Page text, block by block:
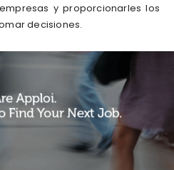
y proporcionarles los
decisiones.